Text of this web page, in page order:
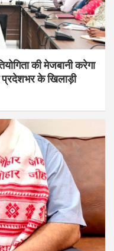
की मेजबानी करेगा
के खिलाड़ी